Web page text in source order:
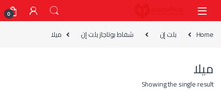
Skip to navigation
Skip to content
0
Home بلت إن شفاط بوتاجاز بلت إن ميلا
ميلا
Showing the single result